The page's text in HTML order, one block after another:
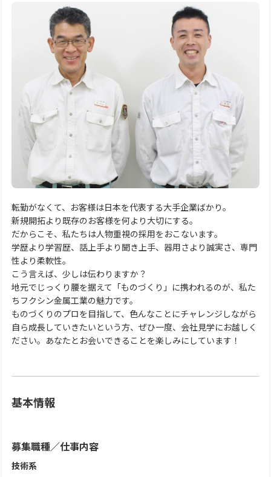
転勤がなくて、お客様は日本を代表する大手企業ばかり。
新規開拓より既存のお客様を何より大切にする。
だからこそ、私たちは人物重視の採用をおこないます。
学歴より学習歴、話上手より聞き上手、器用さより誠実さ、専門
性より柔軟性。
こう言えば、少しは伝わりますか？
地元でじっくり腰を据えて「ものづくり」に携われるのが、私た
ちフクシン金属工業の魅力です。
ものづくりのプロを目指して、色んなことにチャレンジしながら
自ら成長していきたいという方、ぜひ一度、会社見学にお越しく
ださい。あなたとお会いできることを楽しみにしています！
基本情報
募集職種／仕事内容
技術系